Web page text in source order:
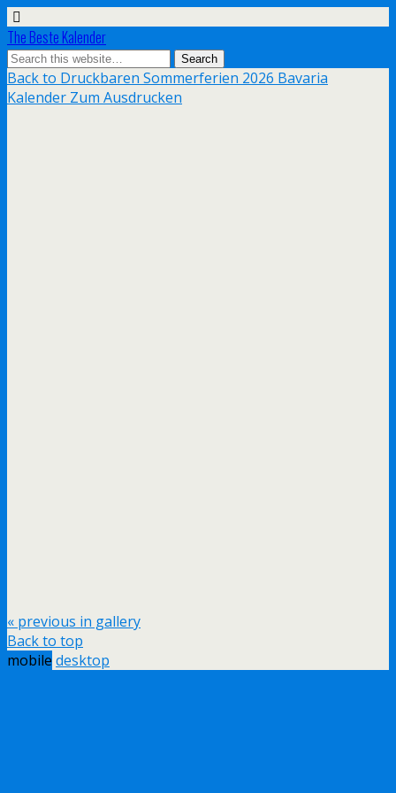
The Beste Kalender
Back to Druckbaren Sommerferien 2026 Bavaria
Kalender Zum Ausdrucken
« previous in gallery
Back to top
mobile desktop